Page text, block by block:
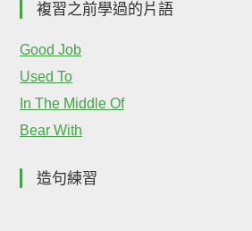
複習之前學過的片語
Good Job
Used To
In The Middle Of
Bear With
造句練習